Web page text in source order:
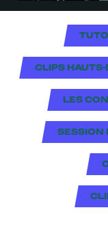
CLIPS
LES
SESSION